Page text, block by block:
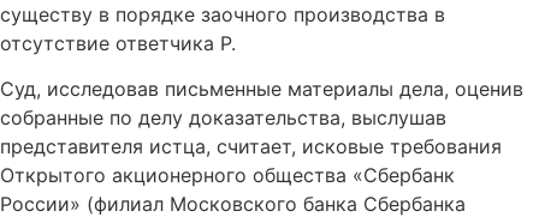
существу в порядке заочного производства в
отсутствие ответчика Р.
Суд, исследовав письменные материалы дела, оценив
собранные по делу доказательства, выслушав
представителя истца, считает, исковые требования
Открытого акционерного общества «Сбербанк
России» (филиал Московского банка Сбербанка